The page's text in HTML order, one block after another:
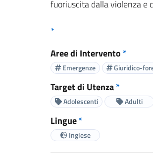
fuoriuscita dalla violenza e
*
Aree di Intervento *
Emergenze Giuridico-
Target di Utenza*
Adolescenti Adulti
Lingue*
Inglese